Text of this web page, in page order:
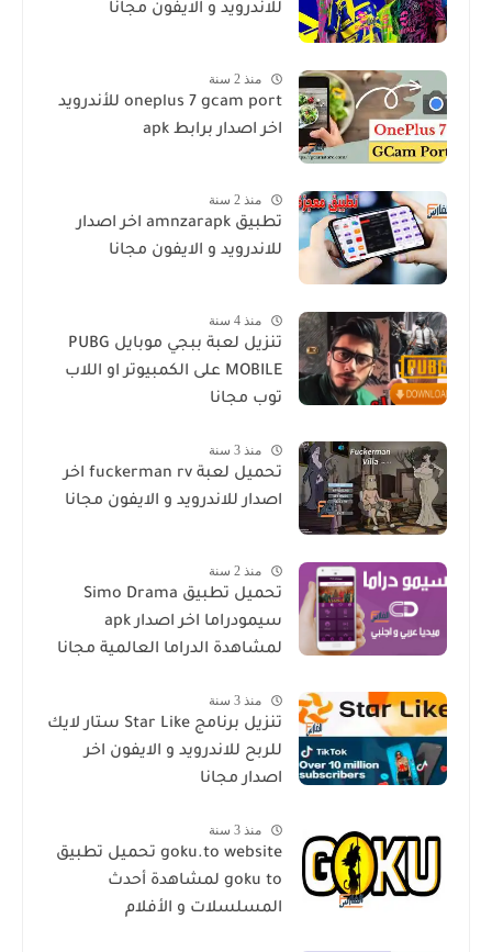
للاندرويد و الايفون مجانا
منذ 2 سنة
oneplus 7 gcam port للأندرويد
اخر اصدار برابط apk
منذ 2 سنة
تطبيق amnzarapk اخر اصدار
للاندرويد و الايفون مجانا
منذ 4 سنة
تنزيل لعبة ببجي موبايل PUBG
MOBILE على الكمبيوتر او اللاب
توب مجانا
منذ 3 سنة
تحميل لعبة fuckerman rv اخر
اصدار للاندرويد و الايفون مجانا
منذ 2 سنة
تحميل تطبيق Simo Drama
سيمودراما اخر اصدار apk
لمشاهدة الدراما العالمية مجانا
منذ 3 سنة
تنزيل برنامج Star Like ستار لايك
للربح للاندرويد و الايفون اخر
اصدار مجانا
منذ 3 سنة
goku.to website تحميل تطبيق
goku to لمشاهدة أحدث
المسلسلات و الأفلام